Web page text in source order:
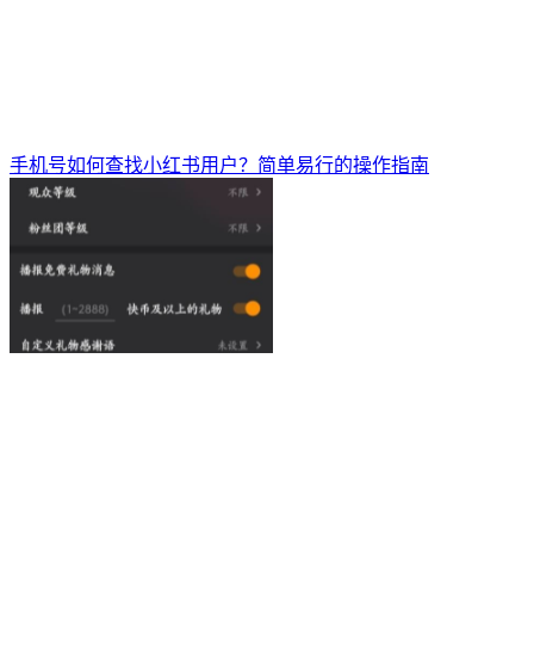
手机号如何查找小红书用户？简单易行的操作指南